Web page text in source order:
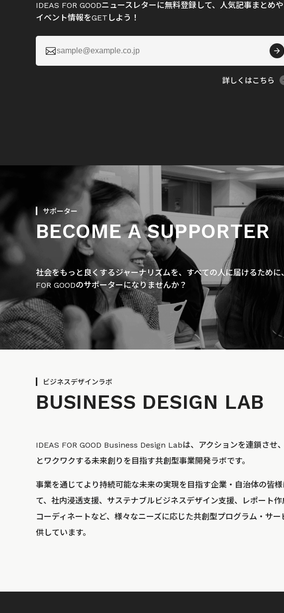
IDEAS FOR GOODニュースレターに無料登録して、人気記事まとめや
イベント情報をGETしよう！

詳しくはこちら
サポーター
BECOME A SUPPORTER
社会をもっと良くするジャーナリズムを、すべての人に届けるために
FOR GOODのサポーターになりませんか？
ビジネスデザインラボ
BUSINESS DESIGN LAB
IDEAS FOR GOOD Business Design Labは、アクションを連鎖させ
とワクワクする未来創りを目指す共創型事業開発ラボです。
事業を通じてより持続可能な未来の実現を目指す企業・自治体の皆
て、社内浸透支援、サステナブルビジネスデザイン支援、レポート作
コーディネートなど、様々なニーズに応じた共創型プログラム・サー
供しています。